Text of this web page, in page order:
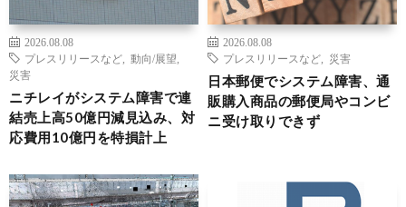
2026.08.08
プレスリリースなど
動向/展望
災害
ニチレイがシステム障害で連
結売上高50億円減見込み、対
応費用10億円を特損計上
2026.08.08
プレスリリースなど
災害
日本郵便でシステム障害、通
販購入商品の郵便局やコンビ
ニ受け取りできず